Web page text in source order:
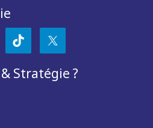
Stratégie ?